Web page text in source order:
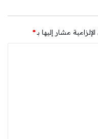
مشار إليها بـ*